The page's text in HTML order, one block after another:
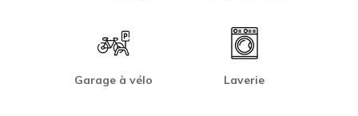
Garage à vélo Laverie